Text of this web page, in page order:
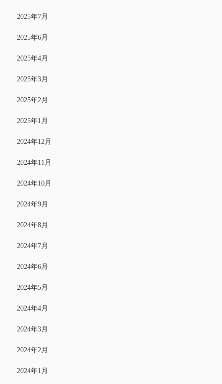
2025年7月
2025年6月
2025年4月
2025年3月
2025年2月
2025年1月
2024年12月
2024年11月
2024年10月
2024年9月
2024年8月
2024年7月
2024年6月
2024年5月
2024年4月
2024年3月
2024年2月
2024年1月